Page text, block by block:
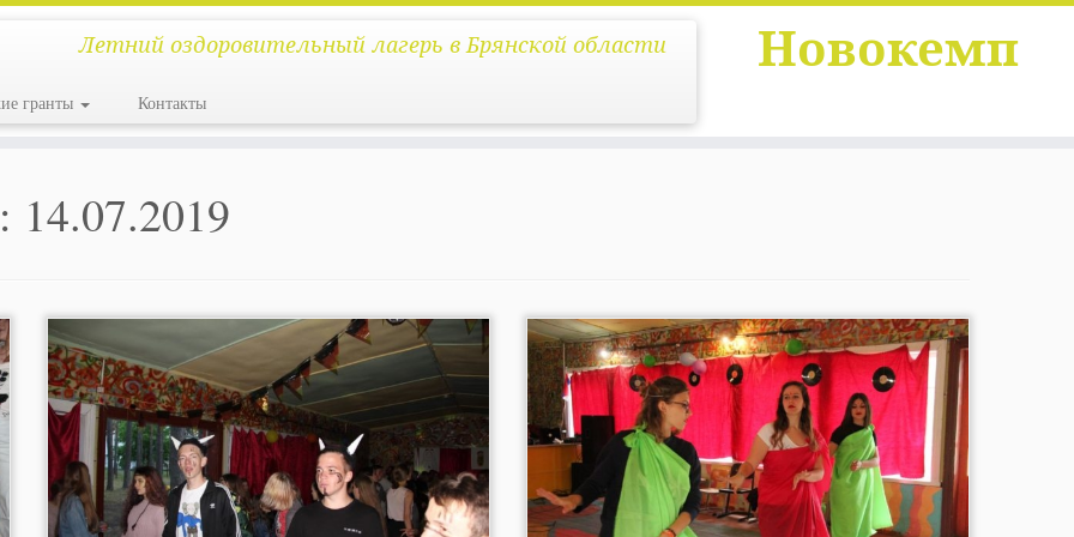
Новокемп
Летний оздоровительный лагерь в Брянской области
гранты Контакты
14.07.2019